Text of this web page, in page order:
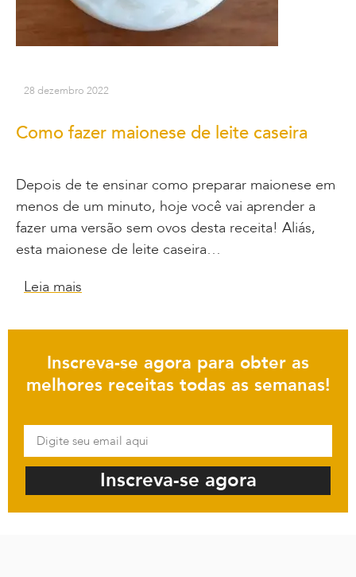
28 dezembro 2022
Como fazer maionese de leite caseira
Depois de te ensinar como preparar maionese em
menos de um minuto, hoje você vai aprender a
fazer uma versão sem ovos desta receita! Aliás,
esta maionese de leite caseira…
Leia mais
Inscreva-se agora para obter as
melhores receitas todas as semanas!
Inscreva-se agora